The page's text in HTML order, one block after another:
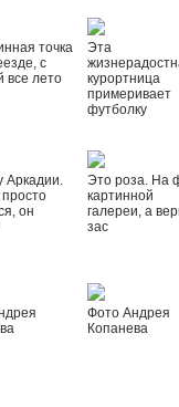
точка
с
все лето
Эта
курортница
примеривает
футболку
Аркадии.
он
Это роза. На
картинной
галереи, а
зас
Фото Андрея
Копанева